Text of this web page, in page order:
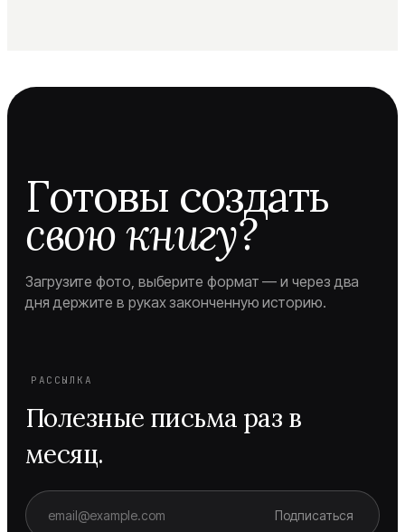
Готовы создать
свою книгу?
Загрузите фото, выберите формат — и через два
дня держите в руках законченную историю.
РАССЫЛКА
Полезные письма раз в
месяц.
Подписаться